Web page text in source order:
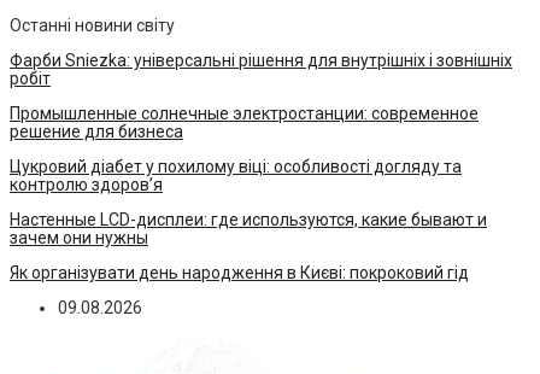
Останні новини світу
Фарби Sniezka: універсальні рішення для внутрішніх і зовнішніх
робіт
Промышленные солнечные электростанции: современное
решение для бизнеса
Цукровий діабет у похилому віці: особливості догляду та
контролю здоров’я
Настенные LCD-дисплеи: где используются, какие бывают и
зачем они нужны
Як організувати день народження в Києві: покроковий гід
09.08.2026